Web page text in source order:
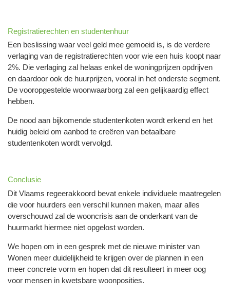
Registratierechten en studentenhuur
Een beslissing waar veel geld mee gemoeid is, is de verdere
verlaging van de registratierechten voor wie een huis koopt naar
2%. Die verlaging zal helaas enkel de woningprijzen opdrijven
en daardoor ook de huurprijzen, vooral in het onderste segment.
De vooropgestelde woonwaarborg zal een gelijkaardig effect
hebben.
De nood aan bijkomende studentenkoten wordt erkend en het
huidig beleid om aanbod te creëren van betaalbare
studentenkoten wordt vervolgd.
Conclusie
Dit Vlaams regeerakkoord bevat enkele individuele maatregelen
die voor huurders een verschil kunnen maken, maar alles
overschouwd zal de wooncrisis aan de onderkant van de
huurmarkt hiermee niet opgelost worden.
We hopen om in een gesprek met de nieuwe minister van
Wonen meer duidelijkheid te krijgen over de plannen in een
meer concrete vorm en hopen dat dit resulteert in meer oog
voor mensen in kwetsbare woonposities.